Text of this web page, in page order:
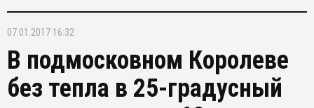
07.01.2017 16:32
В подмосковном Королеве
без тепла в 25-градусный